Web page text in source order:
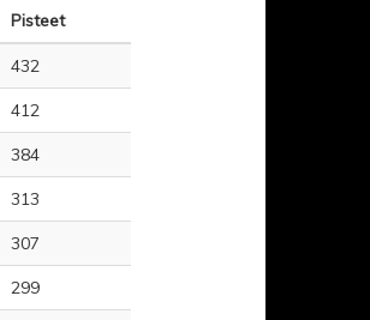
Pisteet
432
412
384
313
307
299